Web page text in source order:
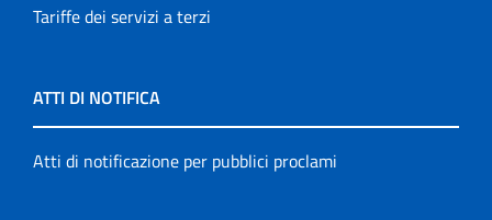
Tariffe dei servizi a terzi
ATTI DI NOTIFICA
Atti di notificazione per pubblici proclami